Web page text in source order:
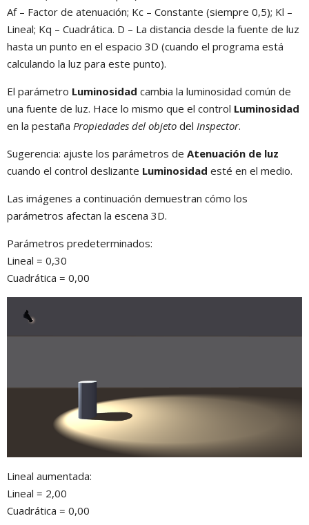
Af – Factor de atenuación; Kc – Constante (siempre 0,5); Kl –
Lineal; Kq – Cuadrática. D – La distancia desde la fuente de luz
hasta un punto en el espacio 3D (cuando el programa está
calculando la luz para este punto).
El parámetro Luminosidad cambia la luminosidad común de
una fuente de luz. Hace lo mismo que el control Luminosidad
en la pestaña Propiedades del objeto del Inspector.
Sugerencia: ajuste los parámetros de Atenuación de luz
cuando el control deslizante Luminosidad esté en el medio.
Las imágenes a continuación demuestran cómo los
parámetros afectan la escena 3D.
Parámetros predeterminados:
Lineal = 0,30
Cuadrática = 0,00
Lineal aumentada:
Lineal = 2,00
Cuadrática = 0,00